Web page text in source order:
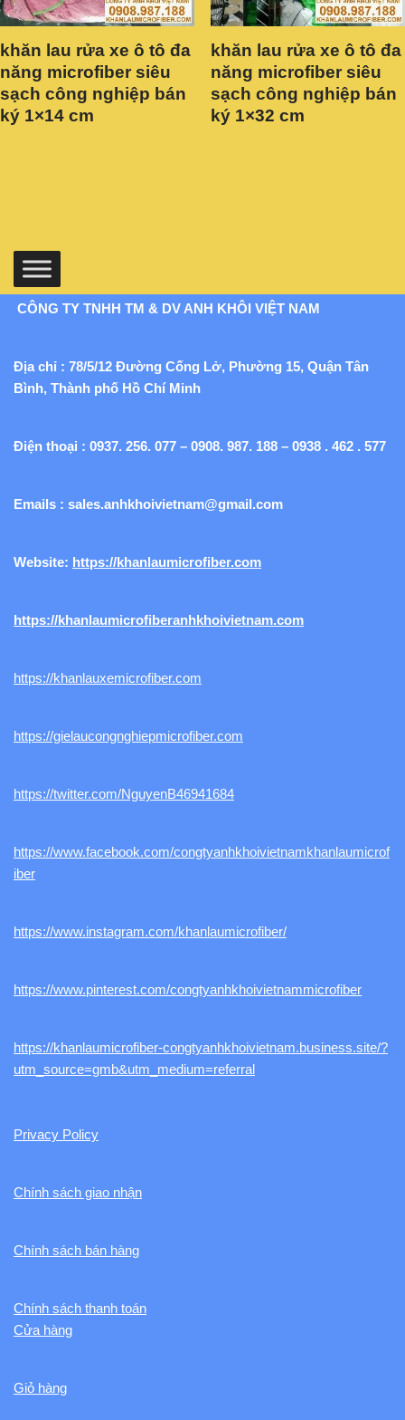
khăn lau rửa xe ô tô đa
năng microfiber siêu
sạch công nghiệp bán
ký 1×14 cm
khăn lau rửa xe ô tô đa
năng microfiber siêu
sạch công nghiệp bán
ký 1×32 cm
CÔNG TY TNHH TM & DV ANH KHÔI VIỆT NAM
Địa chỉ : 78/5/12 Đường Cống Lở, Phường 15, Quận Tân
Bình, Thành phố Hồ Chí Minh
Điện thoại : 0937. 256. 077 – 0908. 987. 188 – 0938 . 462 . 577
Emails : sales.anhkhoivietnam@gmail.com
Website: https://khanlaumicrofiber.com
https://khanlaumicrofiberanhkhoivietnam.com
https://khanlauxemicrofiber.com
https://gielaucongnghiepmicrofiber.com
https://twitter.com/NguyenB46941684
https://www.facebook.com/congtyanhkhoivietnamkhanlaumicrof
iber
https://www.instagram.com/khanlaumicrofiber/
https://www.pinterest.com/congtyanhkhoivietnammicrofiber
https://khanlaumicrofiber-congtyanhkhoivietnam.business.site/?
utm_source=gmb&utm_medium=referral
Privacy Policy
Chính sách giao nhận
Chính sách bán hàng
Chính sách thanh toán
Cửa hàng
Giỏ hàng